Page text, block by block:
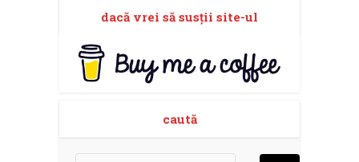
dacă vrei să susţii site-ul
caută